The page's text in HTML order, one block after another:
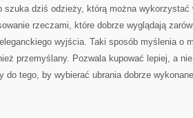
szuka dziś odzieży, którą można
rzeczami, które dobrze wyglądają
wyjścia. Taki sposób myślenia o
przemyślany. Pozwala kupować lepiej, a
do tego, by wybierać ubrania dobrze